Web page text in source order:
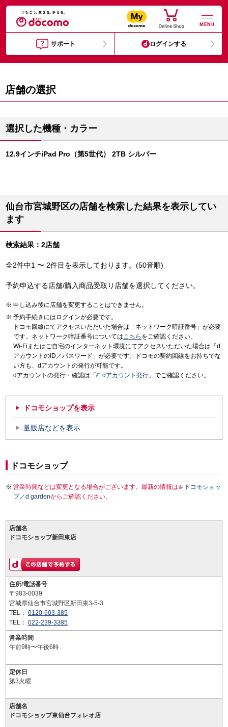
MENU
サポート ログインする
店舗の選択
選択した機種・カラー
12.9インチiPad Pro（第5世代） 2TB シルバー
仙台市宮城野区の店舗を検索した結果を表示してい
ます
検索結果：2店舗
全2件中1 〜 2件目を表示しております。(50音順)
予約申込する店舗/購入商品受取り店舗を選択してください。
申し込み後に店舗を変更することはできません。
予約手続きにはログインが必要です。
ドコモ回線にてアクセスいただいた場合は「ネットワーク暗証番号」が必要
です。ネットワーク暗証番号についてはこちら をご確認ください。
Wi-Fiまたはご自宅のインターネット環境にてアクセスいただいた場合は「d
アカウントのID／パスワード」が必要です。ドコモの契約回線をお持ちでな
い方も、dアカウントの発行が可能です。
dアカウントの発行・確認は「
dアカウント発行 」でご確認ください。
ドコモショップを表示
量販店などを表示
ドコモショップ
営業時間などは変更となる場合がございます。最新の情報は
ドコモショッ
プ／d gardenからご確認ください。
店舗名
ドコモショップ新田東店
住所/電話番号
〒983-0039
宮城県仙台市宮城野区新田東3-5-3
TEL： 0120-603-385
TEL： 022-239-3385
営業時間
午前9時〜午後6時
定休日
第3火曜
店舗名
ドコモショップ東仙台フォレオ店